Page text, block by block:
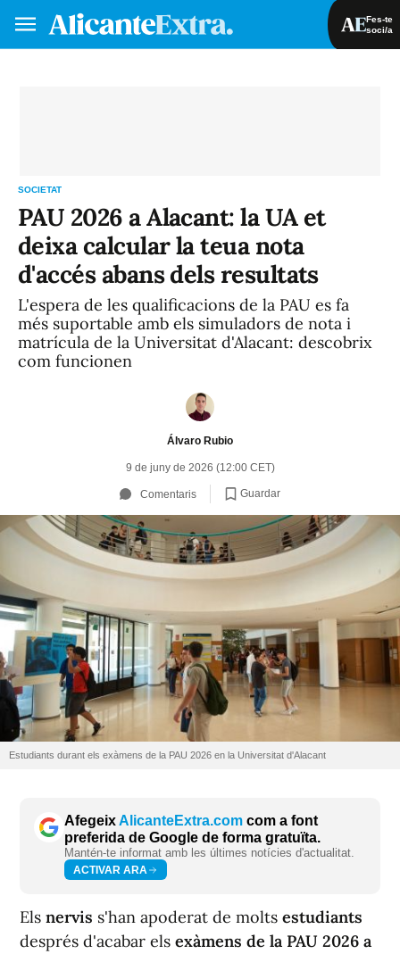
Fes-te
soci/a
SOCIETAT
PAU 2026 a Alacant: la UA et
deixa calcular la teua nota
d'accés abans dels resultats
L'espera de les qualificacions de la PAU es fa
més suportable amb els simuladors de nota i
matrícula de la Universitat d'Alacant: descobrix
com funcionen
Álvaro Rubio
9 de juny de 2026 (12:00 CET)
Comentaris Guardar
Estudiants durant els exàmens de la PAU 2026 en la Universitat d'Alacant
AfegeixAlicanteExtra.com com a font
preferida de Google de forma gratuïta.
Mantén-te informat amb les últimes notícies d'actualitat.
ACTIVAR ARA
Els nervis s'han apoderat de molts estudiants
després d'acabar els exàmens de la PAU 2026 a